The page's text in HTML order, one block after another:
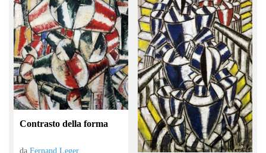
Contrasto della forma
daFernand Leger